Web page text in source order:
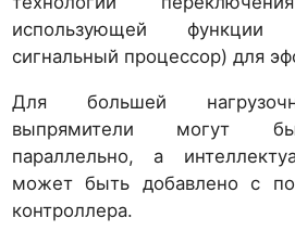
использующей
сигнальный процессор) для
Для большей
выпрямители могут
параллельно, а
может быть добавлено с
контроллера.